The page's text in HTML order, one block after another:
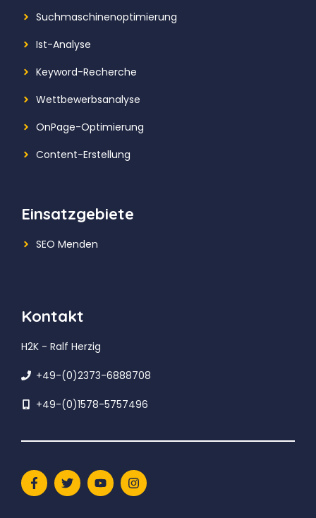
Suchmaschinenoptimierung
Ist-Analyse
Keyword-Recherche
Wettbewerbsanalyse
OnPage-Optimierung
Content-Erstellung
Einsatzgebiete
SEO Menden
Kontakt
H2K - Ralf Herzig
+49-(0)2373-6888708
+49-(0)1578-5757496